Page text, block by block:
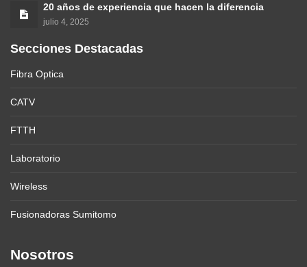
20 años de experiencia que hacen la diferencia
julio 4, 2025
Secciones Destacadas
Fibra Optica
CATV
FTTH
Laboratorio
Wireless
Fusionadoras Sumitomo
Nosotros